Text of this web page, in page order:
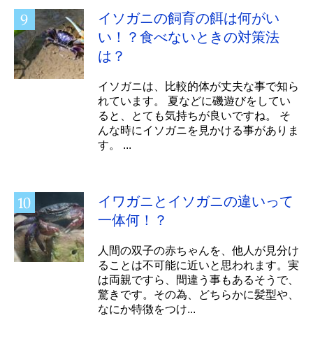
イソガニの飼育の餌は何がい
い！？食べないときの対策法
は？
イソガニは、比較的体が丈夫な事で知ら
れています。 夏などに磯遊びをしてい
ると、とても気持ちが良いですね。 そ
んな時にイソガニを見かける事がありま
す。 ...
イワガニとイソガニの違いって
一体何！？
人間の双子の赤ちゃんを、他人が見分け
ることは不可能に近いと思われます。実
は両親ですら、間違う事もあるそうで、
驚きです。その為、どちらかに髪型や、
なにか特徴をつけ...